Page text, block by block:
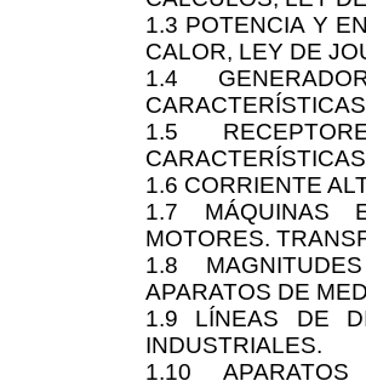
1.3 POTENCIA Y
CALOR, LEY DE
1.4
1.5
1.6 CORRIENTE
1.7 MÁQUINAS
MOTORES.
1.8
APARATOS DE
1.9 LÍNEAS DE
INDUSTRIALES.
1.10